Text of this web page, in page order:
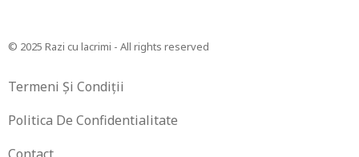
© 2025 Razi cu lacrimi - All rights reserved
Termeni Și Condiții
Politica De Confidentialitate